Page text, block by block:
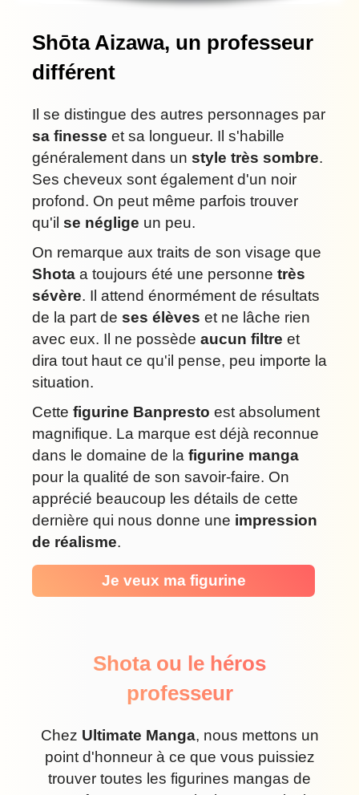
Shōta Aizawa, un professeur
différent
Il se distingue des autres personnages par
sa finesse et sa longueur. Il s'habille
généralement dans un style très sombre.
Ses cheveux sont également d'un noir
profond. On peut même parfois trouver
qu'il se néglige un peu.
On remarque aux traits de son visage que
Shota a toujours été une personne très
sévère. Il attend énormément de résultats
de la part de ses élèves et ne lâche rien
avec eux. Il ne possède aucun filtre et
dira tout haut ce qu'il pense, peu importe la
situation.
Cette figurine Banpresto est absolument
magnifique. La marque est déjà reconnue
dans le domaine de la figurine manga
pour la qualité de son savoir-faire. On
apprécié beaucoup les détails de cette
dernière qui nous donne une impression
de réalisme.
Je veux ma figurine
Shota ou le héros
professeur
Chez Ultimate Manga, nous mettons un
point d'honneur à ce que vous puissiez
trouver toutes les figurines mangas de